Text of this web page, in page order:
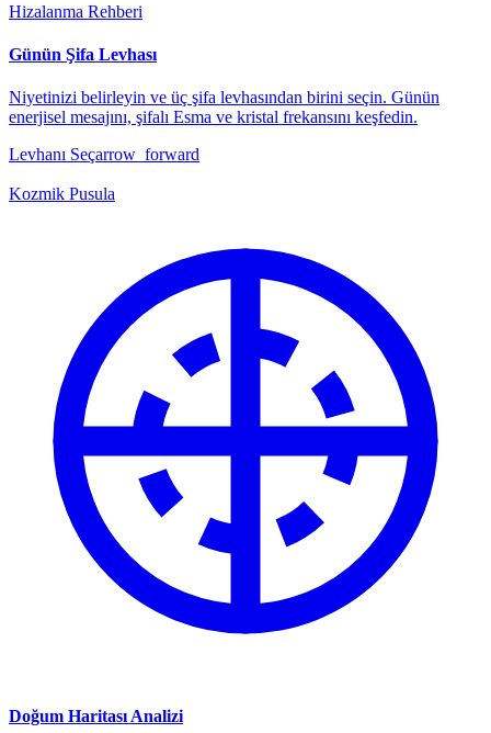
Hizalanma Rehberi
Günün Şifa Levhası
Niyetinizi belirleyin ve üç şifa levhasından birini seçin. Günün
enerjisel mesajını, şifalı Esma ve kristal frekansını keşfedin.
Levhanı Seçarrow_forward
Kozmik Pusula
Doğum Haritası Analizi